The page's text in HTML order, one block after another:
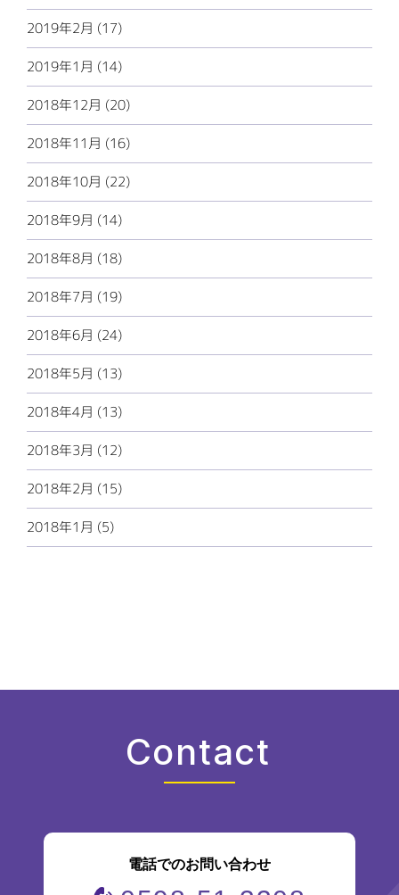
2019年2月 (17)
2019年1月 (14)
2018年12月 (20)
2018年11月 (16)
2018年10月 (22)
2018年9月 (14)
2018年8月 (18)
2018年7月 (19)
2018年6月 (24)
2018年5月 (13)
2018年4月 (13)
2018年3月 (12)
2018年2月 (15)
2018年1月 (5)
Contact
電話でのお問い合わせ